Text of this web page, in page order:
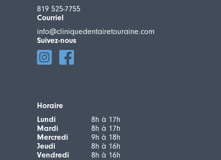
819 525-7755
Courriel
info@cliniquedentairetouraine.com
Suivez-nous
Horaire
Lundi
8h à 17h
Mardi
8h à 17h
Mercredi
9h à 18h
Jeudi
8h à 16h
Vendredi
8h à 16h